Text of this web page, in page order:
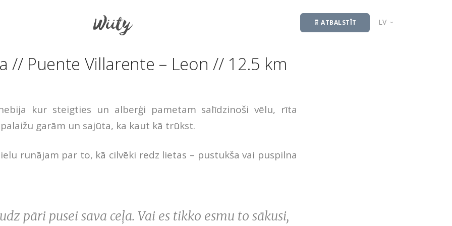
ATBALSTĪT LV
// Puente Villarente – Leon // 12.5 km
kur steigties un alberģi pametam salīdzinoši vēlu, rīta
garām un sajūta, ka kaut kā trūkst.
runājam par to, kā cilvēki redz lietas – pustukša vai puspilna
pāri pusei sava ceļa. Vai es tikko esmu to sākusi,